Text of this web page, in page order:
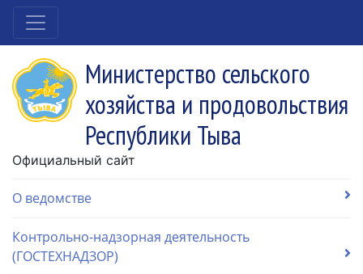
Министерство сельского
хозяйства и продовольствия
Республики Тыва
Официальный сайт
О ведомстве
Контрольно-надзорная деятельность
(ГОСТЕХНАДЗОР)